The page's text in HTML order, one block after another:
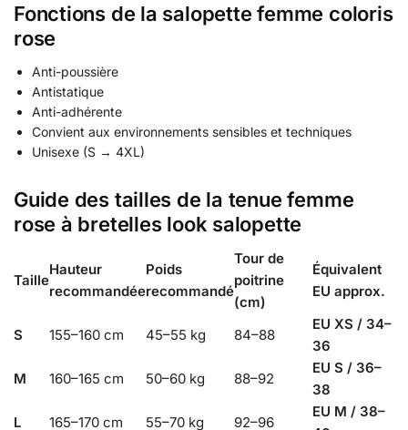
Fonctions de la salopette femme coloris
rose
Anti-poussière
Antistatique
Anti-adhérente
Convient aux environnements sensibles et techniques
Unisexe (S → 4XL)
Guide des tailles de la tenue femme
rose à bretelles look salopette
Taille
Hauteur
recommandée
Poids
recommandé
Tour de
poitrine
(cm)
Équivalent
EU approx.
S 155–160 cm 45–55 kg 84–88
EU XS / 34–
36
M
160–165 cm 50–60 kg 88–92
EU S / 36–
38
L
165–170 cm 55–70 kg 92–96
EU M / 38–